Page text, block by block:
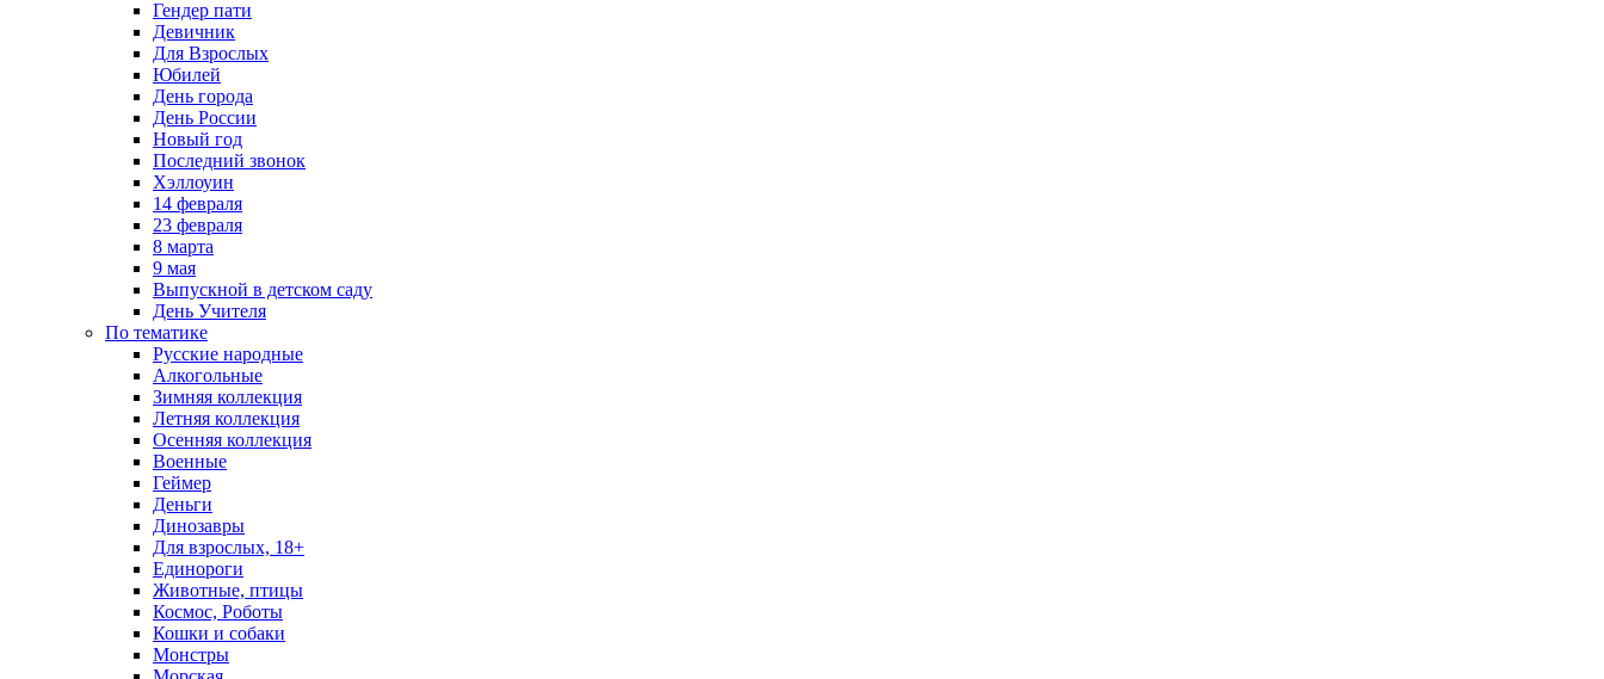
Гендер пати
Девичник
Для Взрослых
Юбилей
День города
День России
Новый год
Последний звонок
Хэллоуин
14 февраля
23 февраля
8 марта
9 мая
Выпускной в детском саду
День Учителя
По тематике
Русские народные
Алкогольные
Зимняя коллекция
Летняя коллекция
Осенняя коллекция
Военные
Геймер
Деньги
Динозавры
Для взрослых, 18+
Единороги
Животные, птицы
Космос, Роботы
Кошки и собаки
Монстры